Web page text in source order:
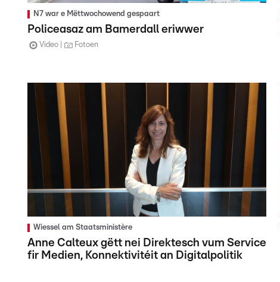
N7 war e Mëttwochowend gespaart
Policeasaz am Bamerdall eriwwer
Video Fotoen
Wiessel am Staatsministère
Anne Calteux gëtt nei Direktesch vum Service
fir Medien, Konnektivitéit an Digitalpolitik